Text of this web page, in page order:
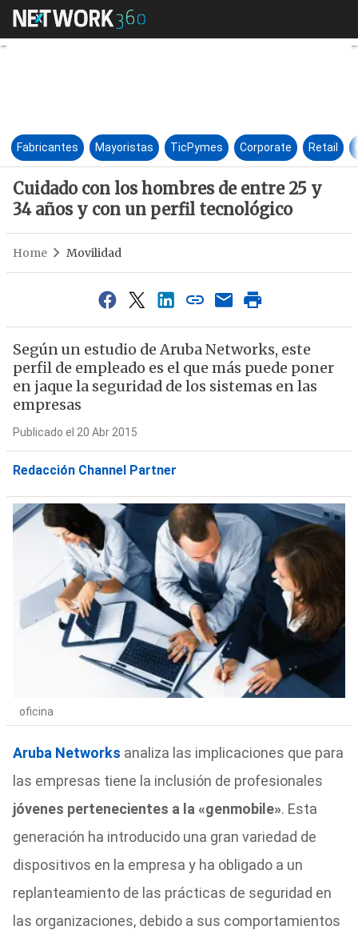
Cuidado con los hombres de
Fabricantes Mayoristas TicPymes Corporate Retail
Cuidado con los hombres de entre 25 y
34 años y con un perfil tecnológico
Home Movilidad
Según un estudio de Aruba Networks, este
perfil de empleado es el que más puede poner
en jaque la seguridad de los sistemas en las
empresas
Publicado el 20 Abr 2015
Redacción Channel Partner
oficina
Aruba Networks analiza las implicaciones que para
las empresas tiene la inclusión de profesionales
jóvenes pertenecientes a la «genmobile». Esta
generación ha introducido una gran variedad de
dispositivos en la empresa y ha obligado a un
replanteamiento de las prácticas de seguridad en
las organizaciones, debido a sus comportamientos